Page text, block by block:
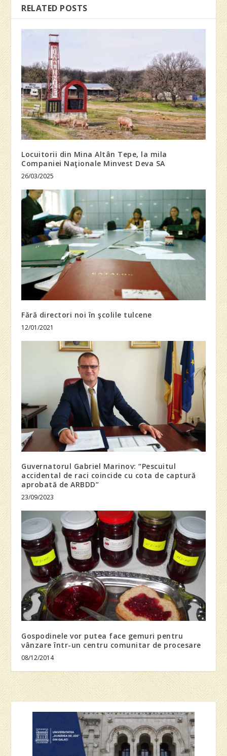
RELATED POSTS
Locuitorii din Mina Altân Tepe, la mila
Companiei Naţionale Minvest Deva SA
26/03/2025
Fără directori noi în şcolile tulcene
12/01/2021
Guvernatorul Gabriel Marinov: “Pescuitul
accidental de raci coincide cu cota de captură
aprobată de ARBDD”
23/09/2023
Gospodinele vor putea face gemuri pentru
vânzare într-un centru comunitar de procesare
08/12/2014